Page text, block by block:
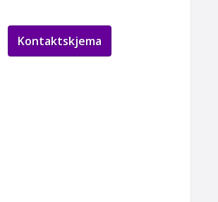
Kontaktskjema